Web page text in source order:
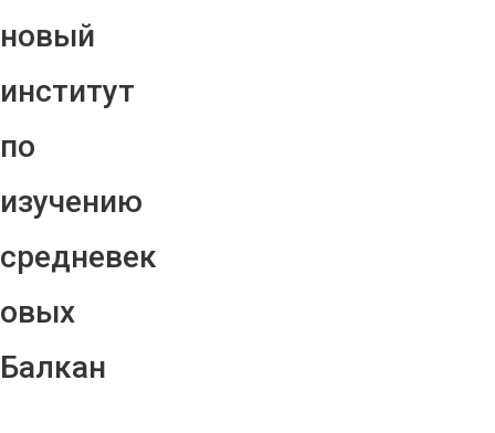
новый
институт
по
изучению
средневек
овых
Балкан